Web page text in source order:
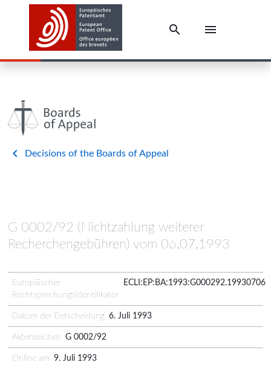
Decisions of the Boards of Appeal
G 0002/92 (Nichtzahlung weiterer
Recherchengebühren) vom 06.07.1993
Europäischer
Rechtsprechungsidentifikator
ECLI:EP:BA:1993:G000292.19930706
Datum der Entscheidung 6. Juli 1993
Aktenzeichen G 0002/92
Online am 9. Juli 1993